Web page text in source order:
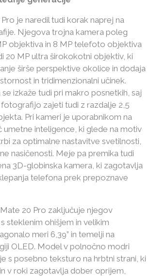
je naredil tudi korak naprej na
Njegova trojna kamera poleg
objektiva in 8 MP telefoto objektiva
20 MP ultra širokokotni objektiv, ki
širše perspektive okolice in dodaja
in tridimenzionalni učinek.
izkaže tudi pri makro posnetkih, saj
zajeti tudi z razdalje 2,5
Pri kameri je uporabnikom na
inteligence, ki glede na motiv
za optimalne nastavitve svetilnosti,
nasičenosti. Meje pa premika tudi
3D-globinska kamera, ki zagotavlja
telefona prek prepoznave
20 Pro zaključuje njegov
steklenim ohišjem in velikim
meri 6,39” in temelji na
OLED. Model v polnočno modri
s posebno teksturo na hrbtni strani, ki
v roki zagotavlja dober oprijem,